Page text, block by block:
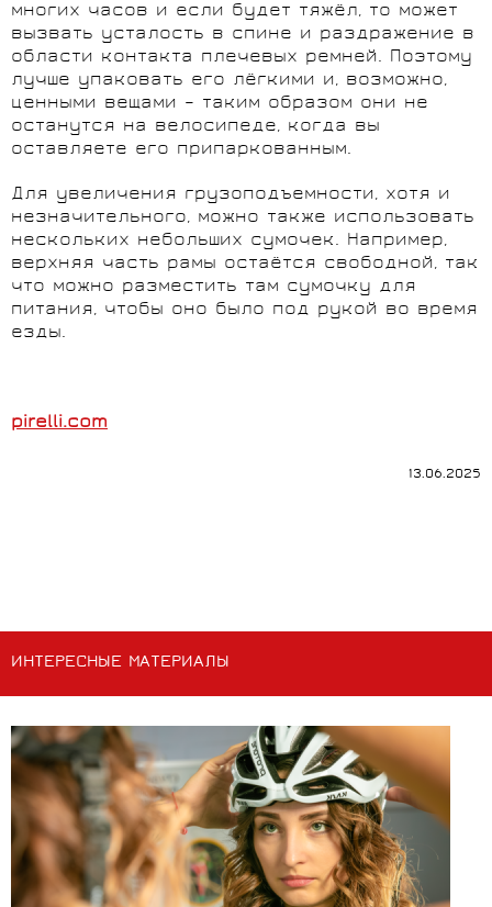
многих часов и если будет тяжёл, то может
вызвать усталость в спине и раздражение в
области контакта плечевых ремней. Поэтому
лучше упаковать его лёгкими и, возможно,
ценными вещами – таким образом они не
останутся на велосипеде, когда вы
оставляете его припаркованным.
Для увеличения грузоподъемности, хотя и
незначительного, можно также использовать
нескольких небольших сумочек. Например,
верхняя часть рамы остаётся свободной, так
что можно разместить там сумочку для
питания, чтобы оно было под рукой во время
езды.
pirelli.com
13.06.2025
ИНТЕРЕСНЫЕ МАТЕРИАЛЫ